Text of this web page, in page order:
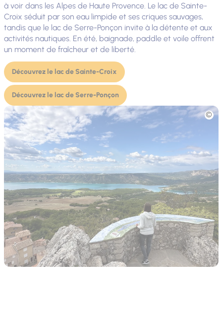
à voir dans les Alpes de Haute Provence. Le lac de Sainte-
Croix séduit par son eau limpide et ses criques sauvages,
tandis que le lac de Serre-Ponçon invite à la détente et aux
activités nautiques. En été, baignade, paddle et voile offrent
un moment de fraîcheur et de liberté.
Découvrez le lac de Sainte-Croix
Découvrez le lac de Serre-Ponçon
Photo